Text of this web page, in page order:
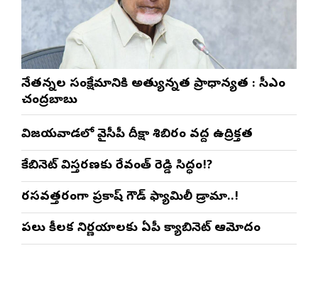
నేతన్నల సంక్షేమానికి అత్యున్నత ప్రాధాన్యత : సీఎం
చంద్రబాబు
విజయవాడలో వైసీపీ దీక్షా శిబిరం వద్ద ఉద్రిక్తత
కేబినెట్ విస్తరణకు రేవంత్ రెడ్డి సిద్ధం!?
రసవత్తరంగా ప్రకాష్ గౌడ్ ఫ్యామిలీ డ్రామా..!
పలు కీలక నిర్ణయాలకు ఏపీ క్యాబినెట్ ఆమోదం